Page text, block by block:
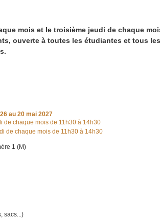
mois et le troisième jeudi de chaque
ouverte à toutes les étudiantes et tous
au 20 mai 2027
de chaque mois de 11h30 à 14h30
de chaque mois de 11h30 à 14h30
1 (M)
sacs...)